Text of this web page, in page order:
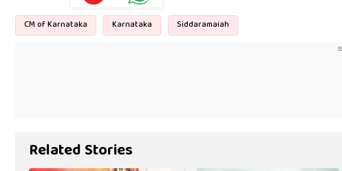
CM of Karnataka Karnataka Siddaramaiah
Related Stories